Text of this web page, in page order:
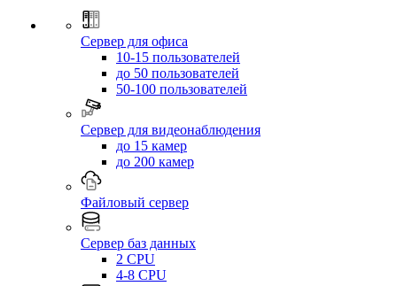
Сервер для офиса
10-15 пользователей
до 50 пользователей
50-100 пользователей
Сервер для видеонаблюдения
до 15 камер
до 200 камер
Файловый сервер
Сервер баз данных
2 CPU
4-8 CPU